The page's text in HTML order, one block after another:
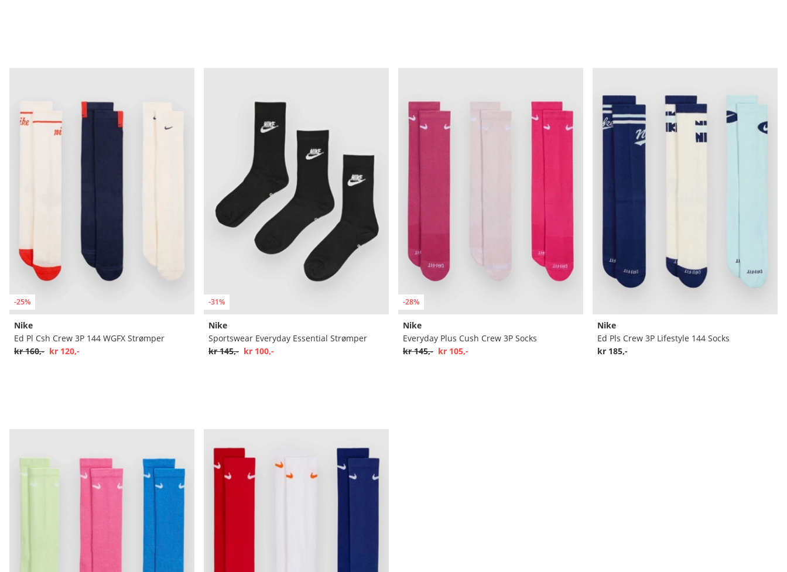
-25%
Nike
Ed Pl Csh Crew 3P 144 WGFX Strømper
kr 160,- kr 120,-
-31%
Nike
Sportswear Everyday Essential Strømper
kr 145,- kr 100,-
-28%
Nike
Everyday Plus Cush Crew 3P Socks
kr 145,- kr 105,-
Nike
Ed Pls Crew 3P Lifestyle 144 Socks
kr 185,-